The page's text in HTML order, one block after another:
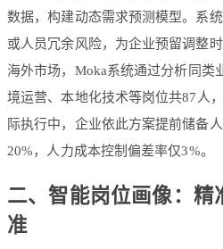
数据，构建动态需求预测模型。系
或人员冗余风险，为企业预留调整
海外市场，Moka系统通过分析同类
境运营、本地化技术等岗位共87人
际执行中，企业依此方案提前储备
20%，人力成本控制偏差率仅3%。
二、智能岗位画像：精
准